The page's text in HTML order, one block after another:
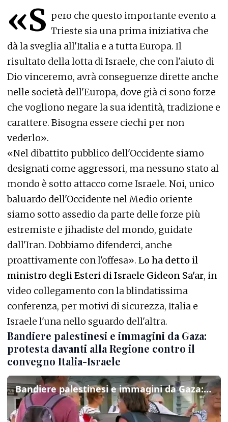
«S pero che questo importante evento a
Trieste sia una prima iniziativa che
dà la sveglia all'Italia e a tutta Europa. Il
risultato della lotta di Israele, che con l'aiuto di
Dio vinceremo, avrà conseguenze dirette anche
nelle società dell'Europa, dove già ci sono forze
che vogliono negare la sua identità, tradizione e
carattere. Bisogna essere ciechi per non
vederlo».
«Nel dibattito pubblico dell'Occidente siamo
designati come aggressori, ma nessuno stato al
mondo è sotto attacco come Israele. Noi, unico
baluardo dell'Occidente nel Medio oriente
siamo sotto assedio da parte delle forze più
estremiste e jihadiste del mondo, guidate
dall'Iran. Dobbiamo difenderci, anche
proattivamente con l'offesa». Lo ha detto il
ministro degli Esteri di Israele Gideon Sa'ar, in
video collegamento con la blindatissima
conferenza, per motivi di sicurezza, Italia e
Israele l'una nello sguardo dell'altra.
Bandiere palestinesi e immagini da Gaza:
protesta davanti alla Regione contro il
convegno Italia-Israele
Bandiere palestinesi e immagini da Gaza: protesta davanti alla Regione contro il convegno Italia-Israele